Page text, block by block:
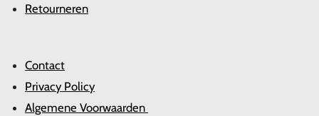
Retourneren
Contact
Privacy Policy
Algemene Voorwaarden